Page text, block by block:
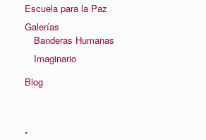
Escuela para la Paz
Galerías
Banderas Humanas
Imaginario
Blog
.